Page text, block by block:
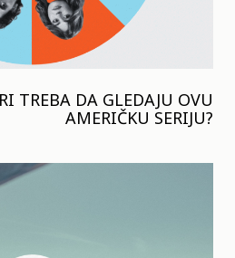
TREBA DA GLEDAJU OVU
AMERIČKU SERIJU?